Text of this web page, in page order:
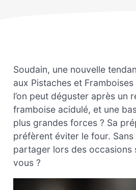
Soudain, une nouvelle
aux Pistaches et
l’on peut déguster après
framboise acidulé, et une
plus grandes forces ? Sa
préfèrent éviter le four.
partager lors des occasions
vous ?